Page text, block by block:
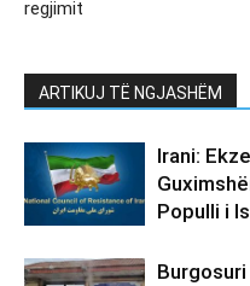
regjimit
ARTIKUJ TË NGJASHËM
Irani:
Populli i